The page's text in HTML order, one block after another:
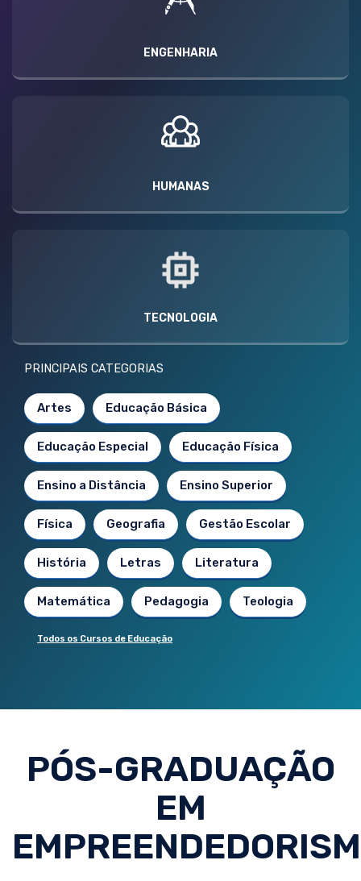
ENGENHARIA
HUMANAS
TECNOLOGIA
PRINCIPAIS CATEGORIAS
Artes Educação Básica
Educação Especial Educação Física
Ensino a Distância Ensino Superior
Física Geografia Gestão Escolar
História Letras Literatura
Matemática Pedagogia Teologia
Todos os Cursos de Educação
PÓS-GRADUAÇÃO
EM